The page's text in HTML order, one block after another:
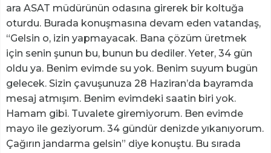
ara ASAT müdürünün odasına girerek bir koltuğa
oturdu. Burada konuşmasına devam eden vatandaş,
“Gelsin o, izin yapmayacak. Bana çözüm üretmek
için senin şunun bu, bunun bu dediler. Yeter, 34 gün
oldu ya. Benim evimde su yok. Benim suyum bugün
gelecek. Sizin çavuşunuza 28 Haziran’da bayramda
mesaj atmışım. Benim evimdeki saatin biri yok.
Hamam gibi. Tuvalete giremiyorum. Ben evimde
mayo ile geziyorum. 34 gündür denizde yıkanıyorum.
Çağırın jandarma gelsin” diye konuştu. Bu sırada